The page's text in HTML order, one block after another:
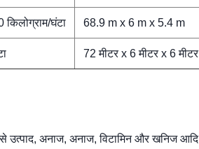
घंटा 68.9 m x 6 m x 5.4 m
72 मीटर x 6 मीटर x 6 मीटर
उत्पाद, अनाज, अनाज, विटामिन और खनिज